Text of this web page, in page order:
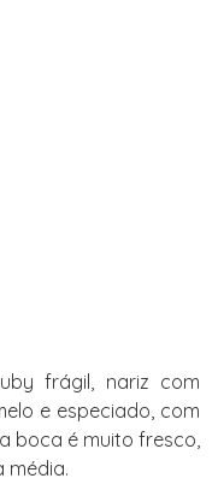
frágil, nariz com
e especiado, com
boca é muito fresco,
média.